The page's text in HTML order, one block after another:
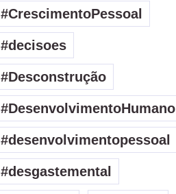
#CrescimentoPessoal
#decisoes
#Desconstrução
#DesenvolvimentoHumano
#desenvolvimentopessoal
#desgastemental